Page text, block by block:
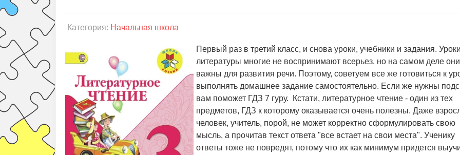
Категория: Начальная школа
Первый раз в третий класс, и снова уроки, учебники и задания.
литературы многие не воспринимают всерьез, но на самом деле они
важны для развития речи. Поэтому, советуем все же готовиться к
выполнять домашнее задание самостоятельно. Если же нужны
вам поможет ГДЗ 7 гуру. Кстати, литературное чтение - один из тех
предметов, ГДЗ к которому оказывается очень полезны. Даже
человек, учитель, порой, не может корректно сформулировать свою
мысль, а прочитав текст ответа "все встает на свои места". Ученику
ответы тоже не повредят, потому что их как минимум придется